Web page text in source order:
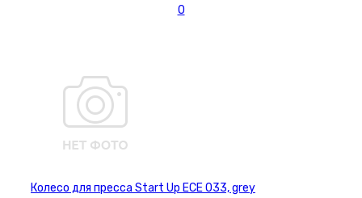
0
Колесо для пресса Start Up ECE 033, grey